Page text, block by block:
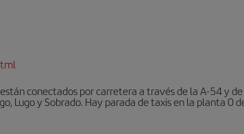
conectados por carretera a través de la A-54 y
Lugo y Sobrado. Hay parada de taxis en la planta 0